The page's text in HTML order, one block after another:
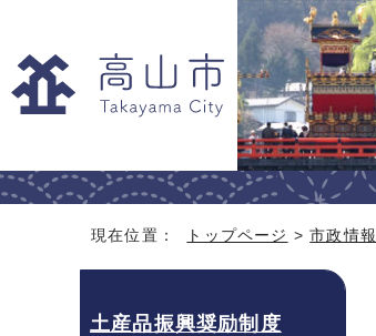
現在位置： トップページ >市政情報
土産品振興奨励制度